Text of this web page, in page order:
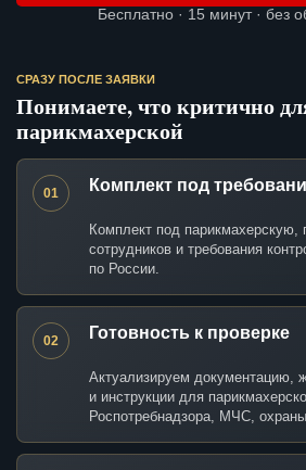
Бесплатно · 15 минут · без
СРАЗУ ПОСЛЕ ЗАЯВКИ
Понимаете, что критично
парикмахерской
01 Комплект под
Комплект под парикмахерскую,
сотрудников и требования
по России.
02 Готовность к проверке
Актуализируем документацию,
и инструкции для
Роспотребнадзора, МЧС,